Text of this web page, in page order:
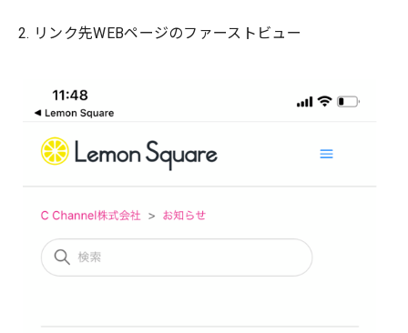
2. リンク先WEBページのファーストビュー